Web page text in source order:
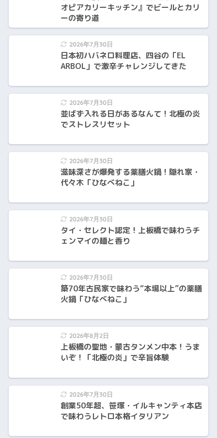
オピアカリーキッチン』でビールとカリ
ーの寄り道
2026年7月30日
日本初ハバネロ料理店、四谷の「EL
ARBOL」で激辛チャレンジしてきた
2026年7月30日
並ばず入れる日があるなんて！北極の炎
でストレスリセット
2026年7月30日
滋味深さが爆発する薬膳火鍋！隠れ家・
代々木「ひなべねこ」
2026年7月30日
タイ・セレクト認定！上板橋で味わうチ
ェンマイの麺と香り
2026年7月30日
築70年古民家で味わう“本場以上”の薬膳
火鍋「ひなべねこ」
2026年8月2日
上板橋の聖地・蒙古タンメン中本！うま
いぞ！「北極の炎」で辛旨体験
2026年7月30日
創業50年超、笹塚・イルキャンティ本店
で味わうレトロ本格イタリアン